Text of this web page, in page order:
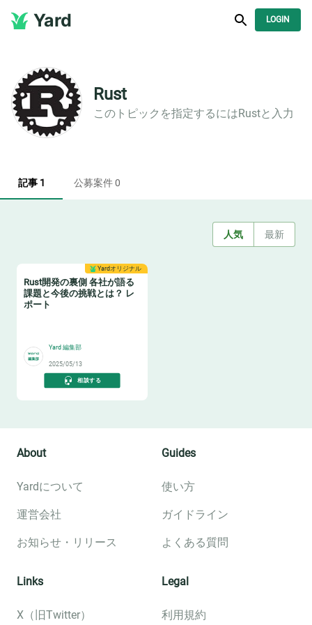
Yard LOGIN
Rust​
このトピックを指定するにはRust​と入力
記事 1 公募案件 0
人気 最新
Yardオリジナル
Rust開発の裏側 各社が語る
課題と今後の挑戦とは？ レ
ポート
Yard 編集部
2025/05/13
相談する
About
Yardについて
運営会社
お知らせ・リリース
Guides
使い方
ガイドライン
よくある質問
Links
X（旧Twitter）
Legal
利用規約